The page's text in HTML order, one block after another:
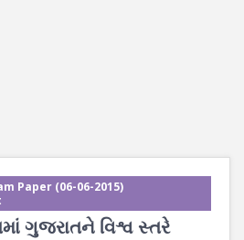
Paper (06-06-2015)
ગુજરાતને વિશ્વ સ્તરે